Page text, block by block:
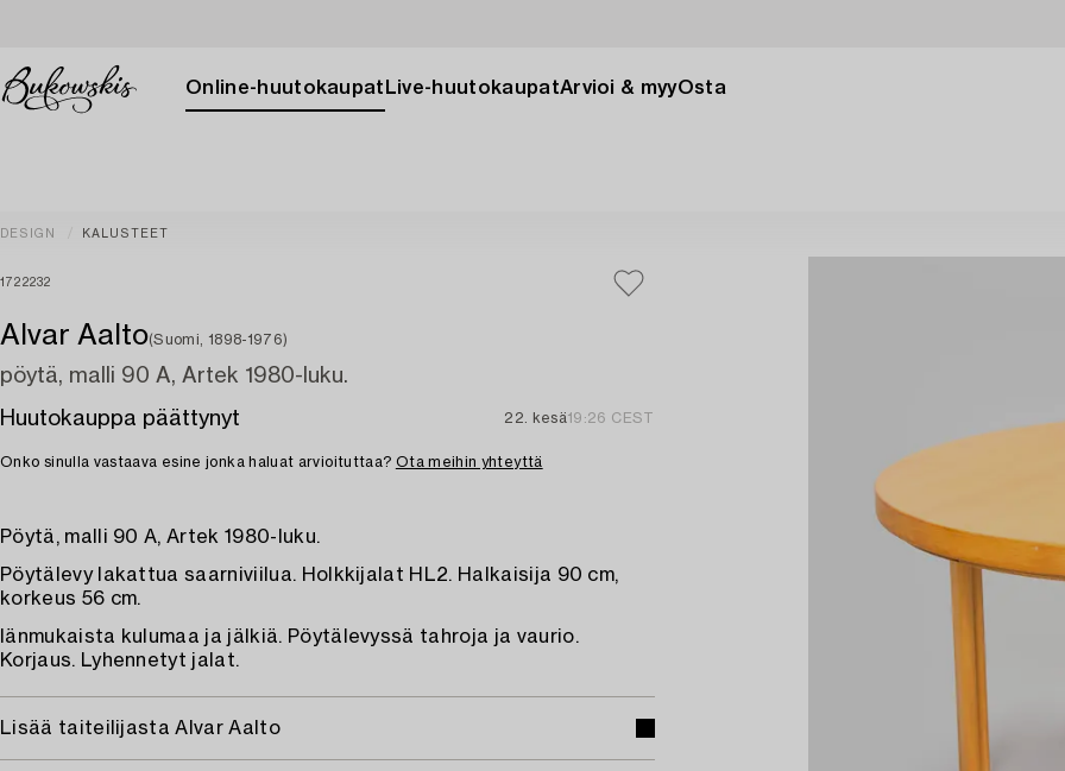
Online-huutokaupat Live-huutokaupatArvioi & myyOsta
DESIGN KALUSTEET
1722232
Alvar Aalto(Suomi, 1898-1976)
pöytä, malli 90 A, Artek 1980-luku.
Huutokauppa päättynyt
22. kesä19:26 CEST
Onko sinulla vastaava esine jonka haluat arvioituttaa? Ota meihin yhteyttä
Pöytä, malli 90 A, Artek 1980-luku.
Pöytälevy lakattua saarniviilua. Holkkijalat HL2. Halkaisija 90 cm,
korkeus 56 cm.
Iänmukaista kulumaa ja jälkiä. Pöytälevyssä tahroja ja vaurio.
Korjaus. Lyhennetyt jalat.
Lisää taiteilijasta Alvar Aalto